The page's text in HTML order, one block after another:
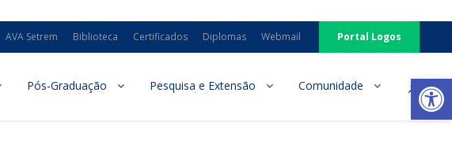
AVA Setrem Biblioteca Certificados Diplomas Webmail Portal Logos
Pós-Graduação Pesquisa e Extensão Comunidade